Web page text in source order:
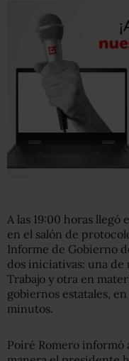
A las 19:00 horas
en el salón de
Informe de Gobierno
dos iniciativas: una de
Trabajo y otra en
gobiernos estatales,
minutos.
Poiré Romero informó